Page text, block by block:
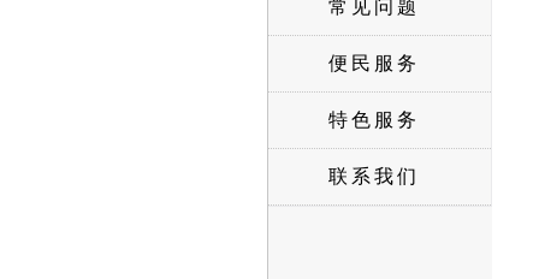
常见问题
便民服务
特色服务
联系我们